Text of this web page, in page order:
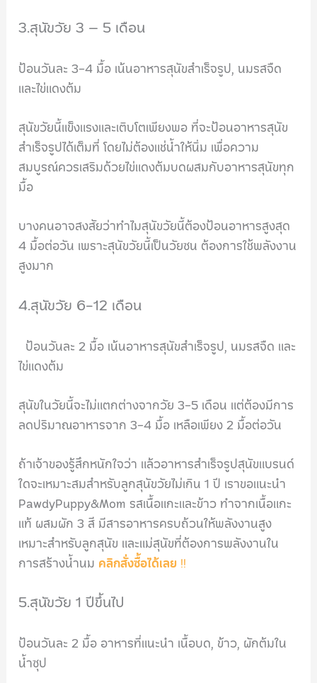
3.สุนัขวัย 3 – 5 เดือน
ป้อนวันละ 3-4 มื้อ เน้นอาหารสุนัขสำเร็จรูป, นมรสจืด
และไข่แดงต้ม
สุนัขวัยนี้แข็งแรงและเติบโตเพียงพอ ที่จะป้อนอาหารสุนัข
สำเร็จรูปได้เต็มที่ โดยไม่ต้องแช่น้ำให้นิ่ม เพื่อความ
สมบูรณ์ควรเสริมด้วยไข่แดงต้มบดผสมกับอาหารสุนัขทุก
มื้อ
บางคนอาจสงสัยว่าทำไมสุนัขวัยนี้ต้องป้อนอาหารสูงสุด
4 มื้อต่อวัน เพราะสุนัขวัยนี้เป็นวัยซน ต้องการใช้พลังงาน
สูงมาก
4.สุนัขวัย 6-12 เดือน
ป้อนวันละ 2 มื้อ เน้นอาหารสุนัขสำเร็จรูป, นมรสจืด และ
ไข่แดงต้ม
สุนัขในวัยนี้จะไม่แตกต่างจากวัย 3-5 เดือน แต่ต้องมีการ
ลดปริมาณอาหารจาก 3-4 มื้อ เหลือเพียง 2 มื้อต่อวัน
ถ้าเจ้าของรู้สึกหนักใจว่า แล้วอาหารสำเร็จรูปสุนัขแบรนด์
ใดจะเหมาะสมสำหรับลูกสุนัขวัยไม่เกิน 1 ปี เราขอแนะนำ
PawdyPuppy&Mom รสเนื้อแกะและข้าว ทำจากเนื้อแกะ
แท้ ผสมผัก 3 สี มีสารอาหารครบถ้วนให้พลังงานสูง
เหมาะสำหรับลูกสุนัข และแม่สุนัขที่ต้องการพลังงานใน
การสร้างน้ำนม คลิกสั่งซื้อได้เลย !!
5.สุนัขวัย 1 ปีขึ้นไป
ป้อนวันละ 2 มื้อ อาหารที่แนะนำ เนื้อบด, ข้าว, ผักต้มใน
น้ำซุป